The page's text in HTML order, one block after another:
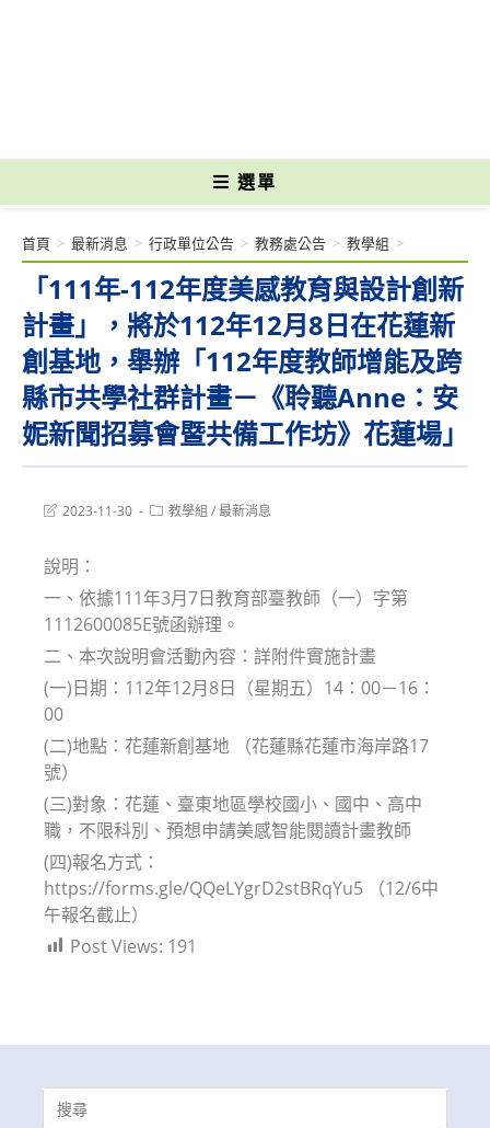
選單
「111年-112年度美感教育與設計創新
計畫」，將於112年12月8日在花蓮新
創基地，舉辦「112年度教師增能及跨
縣市共學社群計畫－《聆聽Anne：安
妮新聞招募會暨共備工作坊》花蓮場」
首頁 > 最新消息 > 行政單位公告 > 教務處公告 > 教學組 >
Post2023-11-30
Post教學組 /最新消息
說明：
一、依據111年3月7日教育部臺教師（一）字第
1112600085E號函辦理。
二、本次說明會活動內容：詳附件實施計畫
(一)日期：112年12月8日（星期五）14：00－16：
00
(二)地點：花蓮新創基地 （花蓮縣花蓮市海岸路17
號）
(三)對象：花蓮、臺東地區學校國小、國中、高中
職，不限科別、預想申請美感智能閱讀計畫教師
(四)報名方式：
https://forms.gle/QQeLYgrD2stBRqYu5 （12/6中
午報名截止）
Post Views: 191
Search
for: